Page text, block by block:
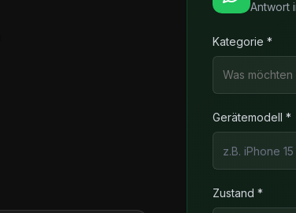
Antwort
Kategorie *
Was
Gerätemodell *
Zustand *